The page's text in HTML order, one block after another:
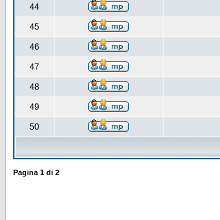
44
45
46
47
48
49
50
Pagina 1 di 2